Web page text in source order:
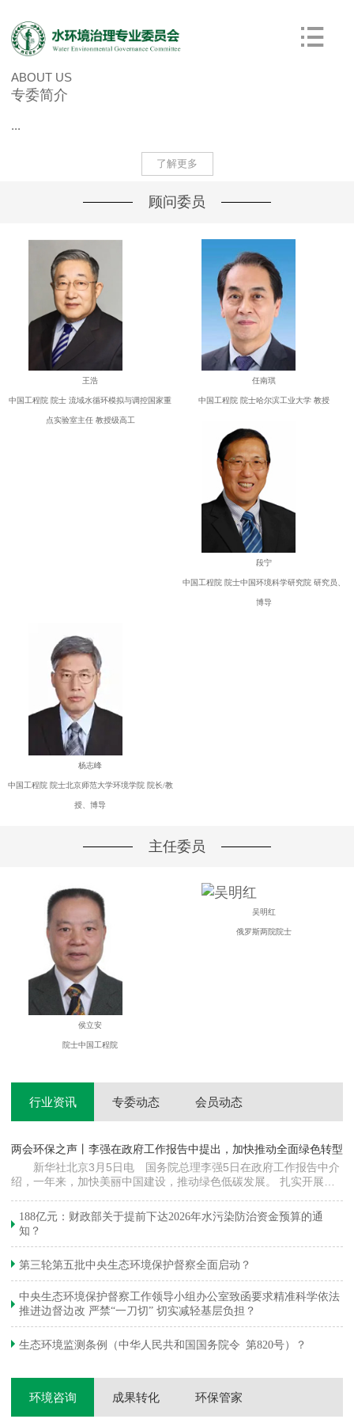
ABOUT US
专委简介
...
了解更多
顾问委员
王浩
中国工程院 院士 流域水循环模拟与调控国家重
点实验室主任 教授级高工
任南琪
中国工程院 院士哈尔滨工业大学 教授
段宁
中国工程院 院士中国环境科学研究院 研究员、
博导
杨志峰
中国工程院 院士北京师范大学环境学院 院长/教
授、博导
主任委员
侯立安
院士中国工程院
吴明红
俄罗斯两院院士
行业资讯 专委动态 会员动态
两会环保之声丨李强在政府工作报告中提出，加快推动全面绿色转型
新华社北京3月5日电 国务院总理李强5日在政府工作报告中介
绍，一年来，加快美丽中国建设，推动绿色低碳发展。 扎实开展大
浓度下降…
188亿元：财政部关于提前下达2026年水污染防治资金预算的通
知？
第三轮第五批中央生态环境保护督察全面启动？
中央生态环境保护督察工作领导小组办公室致函要求精准科学依法
推进边督边改 严禁“一刀切” 切实减轻基层负担？
生态环境监测条例（中华人民共和国国务院令 第820号）？
环境咨询 成果转化 环保管家